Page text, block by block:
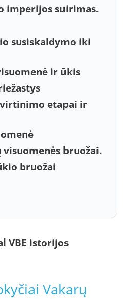
imperijos suirimas.
susiskaldymo iki
ir ūkis
etapai ir
bruožai.
bruožai
VBE istorijos
Vakarų